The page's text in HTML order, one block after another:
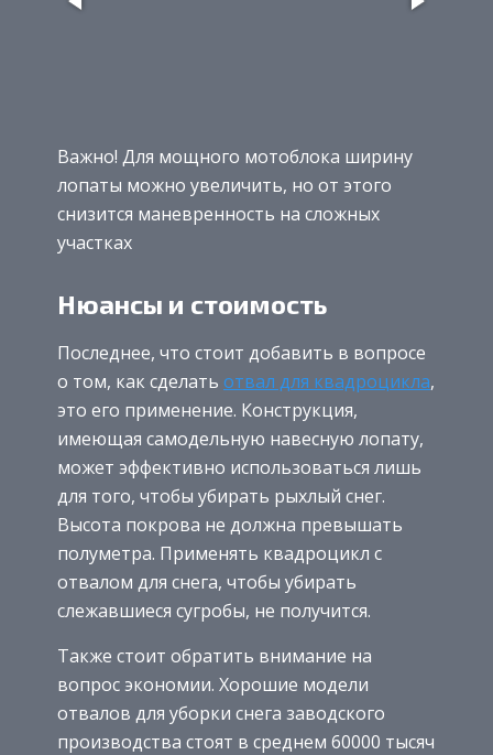
Важно! Для мощного мотоблока ширину
лопаты можно увеличить, но от этого
снизится маневренность на сложных
участках
Нюансы и стоимость
Последнее, что стоит добавить в вопросе
о том, как сделать отвал для квадроцикла,
это его применение. Конструкция,
имеющая самодельную навесную лопату,
может эффективно использоваться лишь
для того, чтобы убирать рыхлый снег.
Высота покрова не должна превышать
полуметра. Применять квадроцикл с
отвалом для снега, чтобы убирать
слежавшиеся сугробы, не получится.
Также стоит обратить внимание на
вопрос экономии. Хорошие модели
отвалов для уборки снега заводского
производства стоят в среднем 60000 тысяч